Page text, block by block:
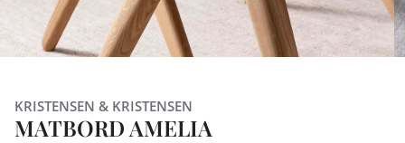
KRISTENSEN & KRISTENSEN
MATBORD AMELIA